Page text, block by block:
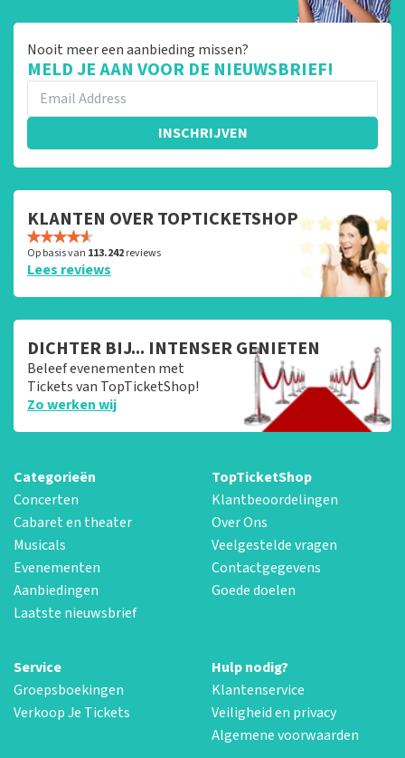
Nooit meer een aanbieding missen?
MELD JE AAN VOOR DE NIEUWSBRIEF!
INSCHRIJVEN
KLANTEN OVER TOPTICKETSHOP
Op basis van 113.242reviews
Lees reviews
DICHTER BIJ... INTENSER GENIETEN
Beleef evenementen met
Tickets van TopTicketShop!
Zo werken wij
Categorieën
Concerten
Cabaret en theater
Musicals
Evenementen
Aanbiedingen
Laatste nieuwsbrief
TopTicketShop
Klantbeoordelingen
Over Ons
Veelgestelde vragen
Contactgegevens
Goede doelen
Service
Groepsboekingen
Verkoop Je Tickets
Hulp nodig?
Klantenservice
Veiligheid en privacy
Algemene voorwaarden